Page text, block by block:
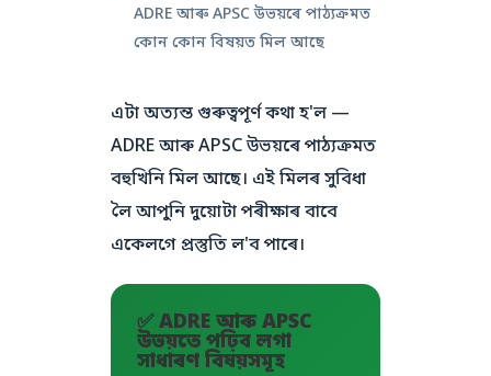
ADRE আৰু APSC উভয়ৰে পাঠ্যক্ৰমত
কোন কোন বিষয়ত মিল আছে
এটা অত্যন্ত গুৰুত্বপূৰ্ণ কথা হ'ল —
ADRE আৰু APSC উভয়ৰে পাঠ্যক্ৰমত
বহুখিনি মিল আছে। এই মিলৰ সুবিধা
লৈ আপুনি দুয়োটা পৰীক্ষাৰ বাবে
একেলগে প্ৰস্তুতি ল'ব পাৰে।
✅ ADRE আৰু APSC
উভয়তে পঢ়িব লগা
সাধাৰণ বিষয়সমূহ